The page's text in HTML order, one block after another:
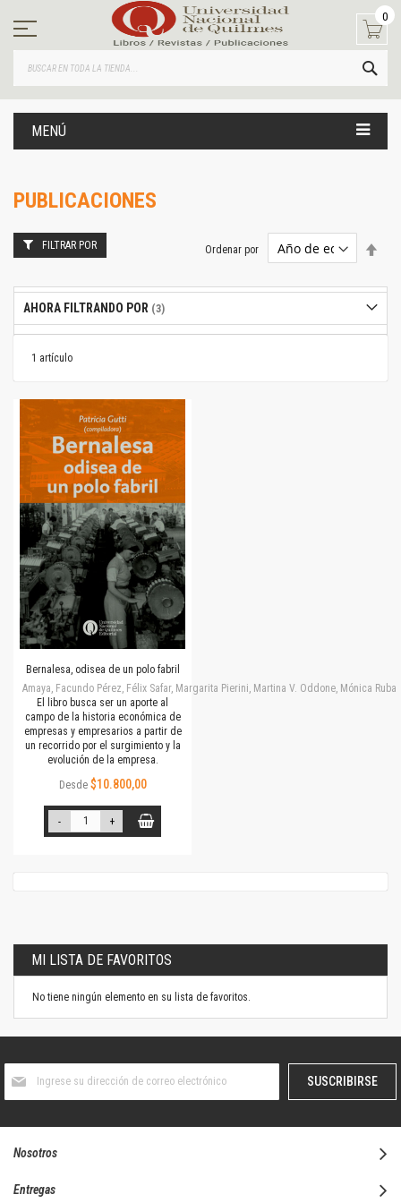
contenido
0
MENÚ
PUBLICACIONES
1 artículo
Ordenar por
Bernalesa, odisea de un polo fabril
Amaya, Facundo Pérez, Félix Safar, Margarita Pierini, Martina V. Oddone, Mónica
El libro busca ser un aporte al
campo de la historia económica de
empresas y empresarios a partir de
un recorrido por el surgimiento y la
evolución de la empresa.
Desde $10.800,00
- +
FILTRAR POR
AHORA FILTRANDO POR
MI LISTA DE FAVORITOS
No tiene ningún elemento en su lista de favoritos.
boletín
SUSCRIBIRSE
Nosotros
Entregas